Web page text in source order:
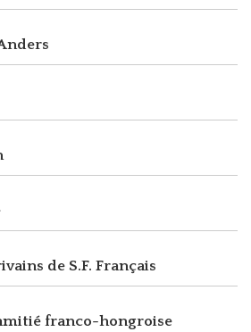
de S.F. Français
franco-hongroise